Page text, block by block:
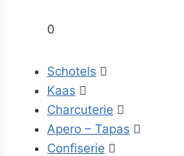
0
Schotels 
Kaas 
Charcuterie 
Apero – Tapas 
Confiserie 